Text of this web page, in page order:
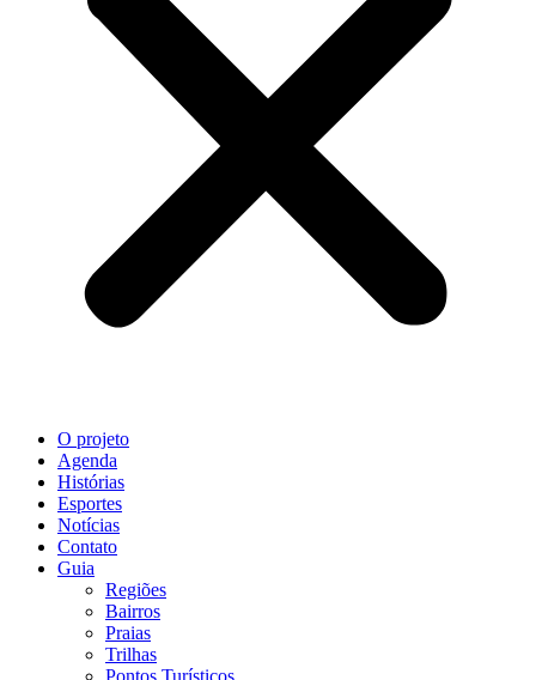
O projeto
Agenda
Histórias
Esportes
Notícias
Contato
Guia
Regiões
Bairros
Praias
Trilhas
Pontos Turísticos